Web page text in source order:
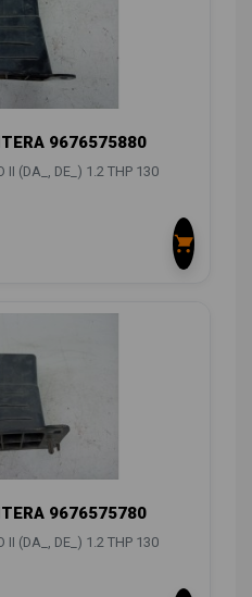
9676575880
II (DA_, DE_) 1.2 THP 130
9676575780
II (DA_, DE_) 1.2 THP 130